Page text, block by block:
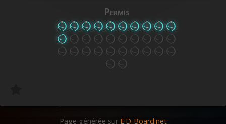
Permis
Page générée sur E:D-Board.net